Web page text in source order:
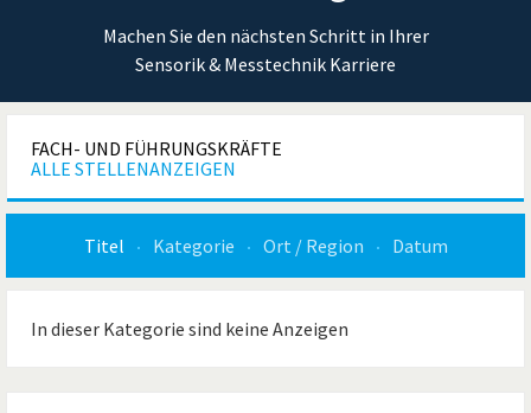
Machen Sie den nächsten Schritt in Ihrer
Sensorik & Messtechnik Karriere
FACH- UND FÜHRUNGSKRÄFTE
ALLE STELLENANZEIGEN
Titel Kategorie Ort / Region Datum
In dieser Kategorie sind keine Anzeigen